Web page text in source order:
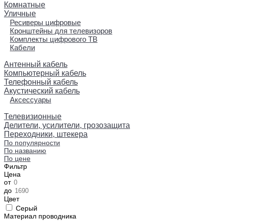
Комнатные
Уличные
Ресиверы цифровые
Кронштейны для телевизоров
Комплекты цифрового ТВ
Кабели
Антенный кабель
Компьютерный кабель
Телефонный кабель
Акустический кабель
Аксессуары
Телевизионные
Делители, усилители, грозозащита
Переходники, штекера
По популярности
По названию
По цене
Фильтр
Цена
от
до
Цвет
Серый
Материал проводника